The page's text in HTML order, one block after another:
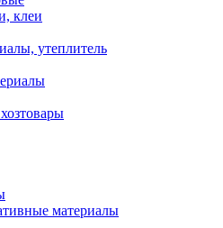
клеи
утеплитель
материалы